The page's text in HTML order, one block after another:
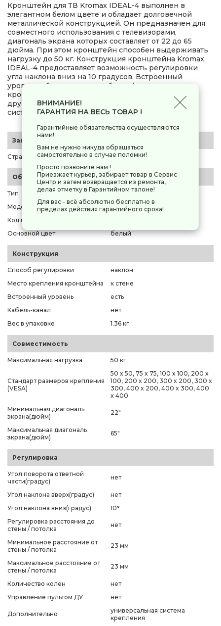
Кронштейн для ТВ Kromax IDEAL-4 выполнен в
элегантном белом цвете и обладает долговечной
металлической конструкцией. Он предназначен для
совместного использования с телевизорами,
диагональ экрана которых составляет от 22 до 65
дюйма. При этом кронштейн способен выдерживать
нагрузку до 50 кг. Конструкция кронштейна Kromax
IDEAL-4 предоставляет возможность регулировки
угла наклона вниз на 10 градусов. Встроенный
уровень обеспечивает удобство фиксации
кронштейна с выравниванием по горизонтали. Из
других особенностей отмечается универсальная
система крепления.
Заводские данные
Страна-производитель Китай
Общие параметры
Тип
кронштейн для ТВ
Модель
Kromax IDEAL-4
Код производителя
Основной цвет
белый
Конструкция
Способ регулировки
наклон
Место крепления кронштейна
к стене
Встроенный уровень
есть
Кабель-канал
нет
Вес в упаковке
1.36 кг
Совместимость
Максимальная нагрузка 50 кг
Стандарт размеров крепления
(VESA)
50 x 50, 75 x 75, 100 x 100, 200 x
100, 200 x 200, 300 x 200, 300 x
300, 400 x 200, 400 x 300, 400
x 400
Минимальная диагональ
экрана(дюйм)
22"
Максимальная диагональ
экрана(дюйм)
65"
Регулировка
Угол поворота ответной
части(градус)
нет
Угол наклона вверх(градус)
нет
Угол наклона вниз(градус)
10°
Регулировка расстояния до
стены / потолка
нет
Минимальное расстояние от
стены / потолка
23 мм
Максимальное расстояние от
стены / потолка
23 мм
Количество колен
нет
Управление пультом ДУ
нет
Дополнительно
универсальная система
крепления
ВНИМАНИЕ!
ГАРАНТИЯ НА ВЕСЬ ТОВАР !
Гарантийные обязательства осуществляются
нами!
Вам не нужно никуда обращаться
самостоятельно в случае поломки!
Просто позвоните нам !
Приезжает курьер, забирает товар в Сервис
Центр и затем возвращается из ремонта,
делая отметку в Гарантийном талоне!
Для вас - всё абсолютно бесплатно в
пределах действия гарантийного срока!